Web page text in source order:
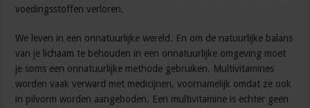
voedingsstoffen verloren.
We leven in een onnatuurlijke wereld. En om de natuurlijke balans
van je lichaam te behouden in een onnatuurlijke omgeving moet
je soms een onnatuurlijke methode gebruiken. Multivitamines
worden vaak verward met medicijnen, voornamelijk omdat ze ook
in pilvorm worden aangeboden. Een multivitamine is echter geen